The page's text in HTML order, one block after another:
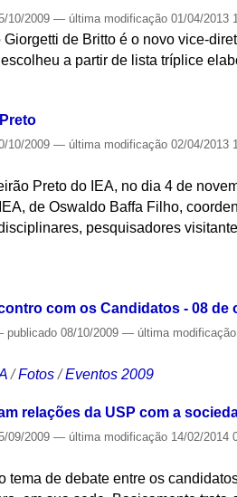
10/2009— última modificação 01/04/2013
de Britto é o novo vice-
a partir de lista tríplice
10/2009— última modificação 02/04/2013
Preto do IEA, no dia 4 de
de Oswaldo Baffa Filho,
pesquisadores
com os Candidatos - 08 de
publicado 08/10/2009— última modificação
/Fotos /Eventos 2009
relações da USP com a
09/2009— última modificação 14/02/2014
tema de debate entre os